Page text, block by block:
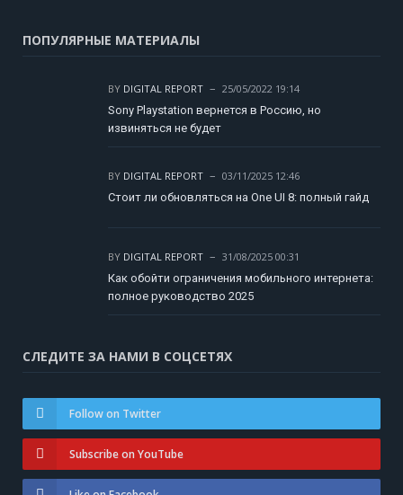
ПОПУЛЯРНЫЕ МАТЕРИАЛЫ
BY DIGITAL REPORT
25/05/2022 19:14
Sony Playstation вернется в Россию, но
извиняться не будет
BY DIGITAL REPORT
03/11/2025 12:46
Стоит ли обновляться на One UI 8: полный гайд
BY DIGITAL REPORT
31/08/2025 00:31
Как обойти ограничения мобильного интернета:
полное руководство 2025
СЛЕДИТЕ ЗА НАМИ В СОЦСЕТЯХ
Follow on Twitter
Subscribe on YouTube